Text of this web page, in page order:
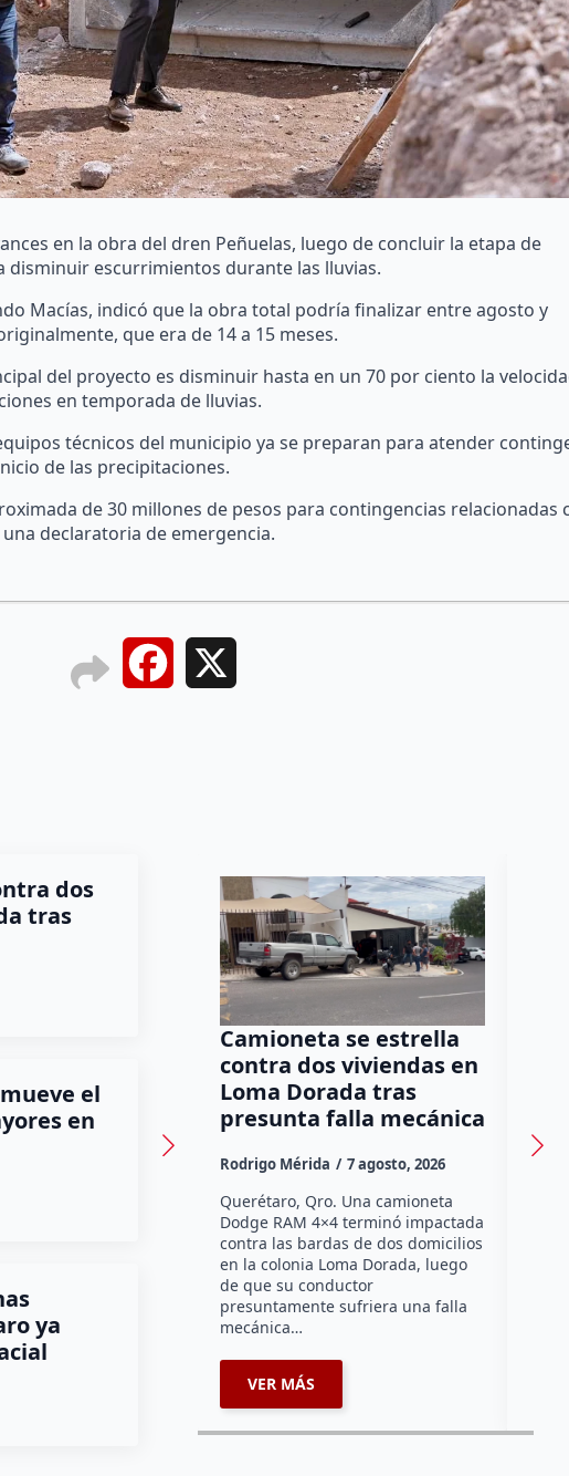
en la obra del dren Peñuelas, luego de concluir la etapa de
disminuir escurrimientos durante las lluvias.
Macías, indicó que la obra total podría finalizar entre agosto y
que era de 14 a 15 meses.
del proyecto es disminuir hasta en un 70 por ciento la
en temporada de lluvias.
técnicos del municipio ya se preparan para atender
de las precipitaciones.
de 30 millones de pesos para contingencias relacionadas
declaratoria de emergencia.
Facebook
dos
tras
el
en
ya
Camioneta se estrella
contra dos viviendas en
Loma Dorada tras
presunta falla mecánica
Rodrigo Mérida 7 agosto, 2026
Querétaro, Qro. Una camioneta
Dodge RAM 4×4 terminó impactada
contra las bardas de dos domicilios
en la colonia Loma Dorada, luego
de que su conductor
presuntamente sufriera una falla
mecánica…
VER MÁS